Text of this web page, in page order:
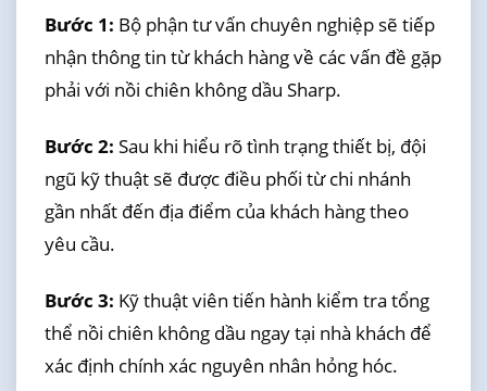
Bước 1: Bộ phận tư vấn chuyên nghiệp sẽ tiếp
nhận thông tin từ khách hàng về các vấn đề gặp
phải với nồi chiên không dầu Sharp.
Bước 2: Sau khi hiểu rõ tình trạng thiết bị, đội
ngũ kỹ thuật sẽ được điều phối từ chi nhánh
gần nhất đến địa điểm của khách hàng theo
yêu cầu.
Bước 3: Kỹ thuật viên tiến hành kiểm tra tổng
thể nồi chiên không dầu ngay tại nhà khách để
xác định chính xác nguyên nhân hỏng hóc.